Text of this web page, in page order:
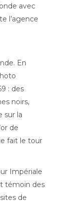
avec
l’agence
En
: des
noirs,
sur la
de
fait le tour
Impériale
témoin des
de